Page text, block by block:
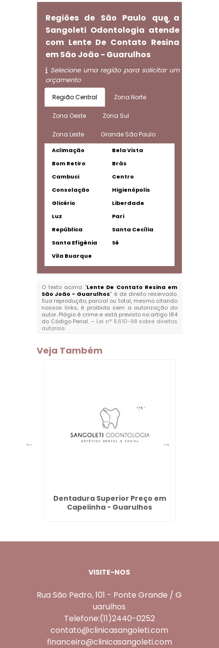
Regiões de São Paulo que a
Sangoleti Odontologia atende
com Lente De Contato Resina
em São João - Guarulhos
Selecione uma região para solicitar um
orçamento
Região Central Zona Norte
Zona Oeste Zona Sul
Zona Leste Grande São Paulo
Aclimação
Bela Vista
Bom Retiro
Brás
Cambuci
Centro
Consolação
Higienópolis
Glicério
Liberdade
Luz
Pari
República
Santa Cecília
Santa Efigênia
Sé
Vila Buarque
O texto acima "Lente De Contato Resina em
São João - Guarulhos" é de direito reservado.
Sua reprodução, parcial ou total, mesmo citando
nossos links, é proibida sem a autorização do
autor. Plágio é crime e está previsto no artigo 184
do Código Penal. – Lei n° 9.610-98 sobre direitos
autorais.
Veja Também
Dentadura Superior Preço em
Capelinha - Guarulhos
VISITE-NOS
Rua São Pedro, 101 - Ponte Grande / G
uarulhos
Telefone:(11)2440-0252
contato@clinicasangoleti.com
financeiro@clinicasangoleti.com